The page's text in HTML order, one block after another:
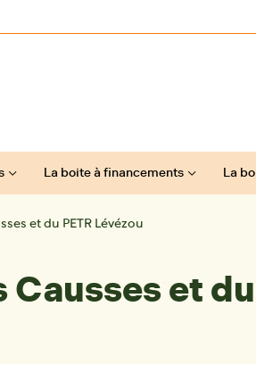
La boite à financements La
et du PETR Lévézou
Causses et